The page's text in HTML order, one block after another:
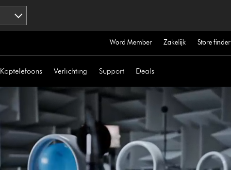
Word Member Zakelijk Store finder
Koptelefoons Verlichting Support Deals